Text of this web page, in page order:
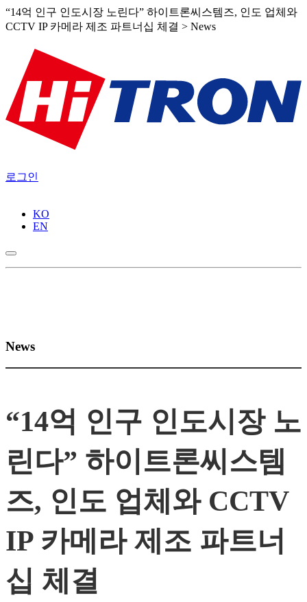
“14억 인구 인도시장 노린다” 하이트론씨스템즈, 인도 업체와
CCTV IP 카메라 제조 파트너십 체결 > News
로그인
KO
EN
News
“14억 인구 인도시장 노
린다” 하이트론씨스템
즈, 인도 업체와 CCTV
IP 카메라 제조 파트너
십 체결